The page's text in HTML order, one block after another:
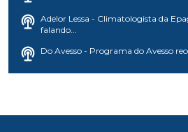
Adelor Lessa - Climatologista da
falando...
Do Avesso - Programa do Avesso